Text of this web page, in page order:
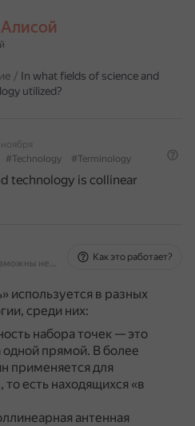
Алисой
/ In what fields of science and
utilized?
ноября
#Technology #Terminology
technology is collinear
На основе источников, возможны неточности
Как это работает?
используется в разных
среди них:
набора точек — это
одной прямой. В более
применяется для
есть находящихся «в
антенная